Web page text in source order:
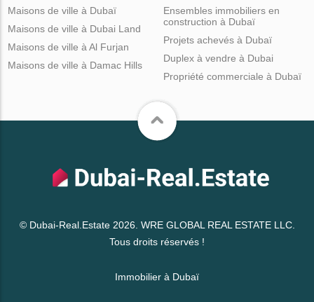
Maisons de ville à Dubaï
Maisons de ville à Dubai Land
Maisons de ville à Al Furjan
Maisons de ville à Damac Hills
Ensembles immobiliers en
construction à Dubaï
Projets achevés à Dubaï
Duplex à vendre à Dubai
Propriété commerciale à Dubaï
© Dubai-Real.Estate 2026. WRE GLOBAL REAL ESTATE LLC.
Tous droits réservés !
Immobilier à Dubaï